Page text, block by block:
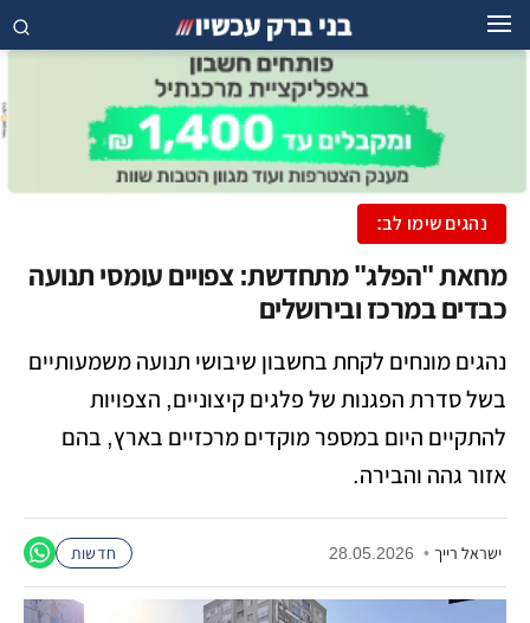
נהגים שימו לב:
מחאת "הפלג" מתחדשת: צפויים עומסי תנועה
כבדים במרכז ובירושלים
נהגים מונחים לקחת בחשבון שיבושי תנועה משמעותיים
בשל סדרת הפגנות של פלגים קיצוניים, הצפויות
להתקיים היום במספר מוקדים מרכזיים בארץ, בהם
אזור גהה והבירה.
ישראל רייך •
28.05.2026 חדשות